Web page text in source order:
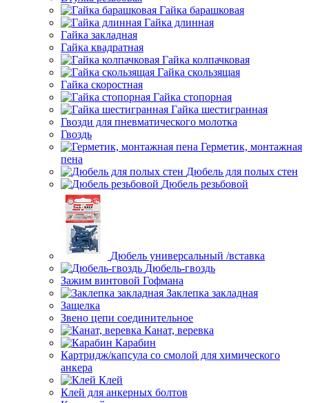
Гайка барашковая
Гайка длинная
Гайка закладная
Гайка квадратная
Гайка колпачковая
Гайка скользящая
Гайка скоростная
Гайка стопорная
Гайка шестигранная
Гвозди для пневматического молотка
Гвоздь
Герметик, монтажная
пена
Дюбель для полых стен
Дюбель резьбовой
Дюбель универсальный /вставка
Дюбель-гвоздь
Зажим винтовой Гофмана
Заклепка закладная
Защелка
Звено цепи соединительное
Канат, веревка
Карабин
Картридж/капсула со смолой для химического
анкера
Клей
Клей для анкерных болтов